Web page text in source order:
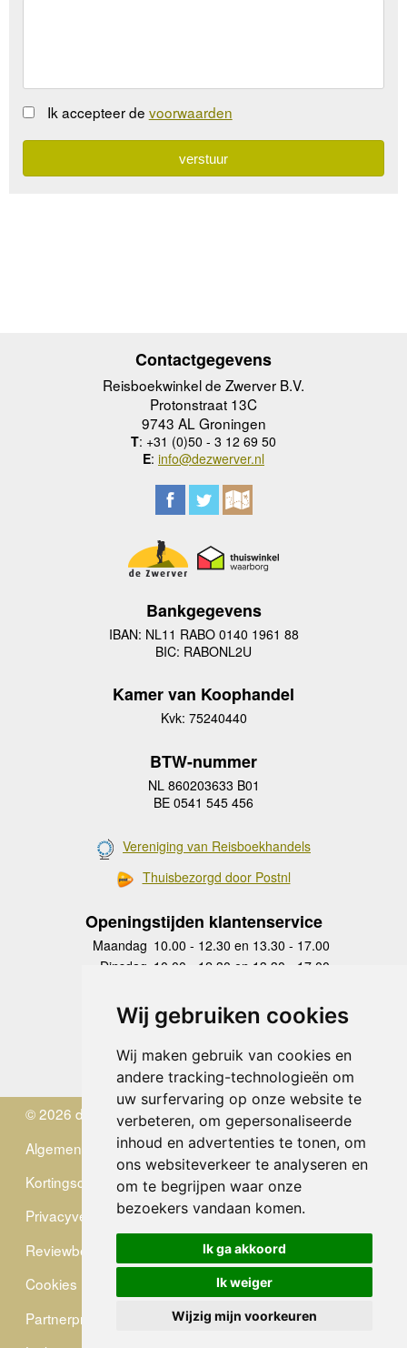
Wij gebruiken cookies
Wij maken gebruik van cookies en
andere tracking-technologieën om
uw surfervaring op onze website te
verbeteren, om gepersonaliseerde
inhoud en advertenties te tonen, om
ons websiteverkeer te analyseren en
om te begrijpen waar onze
bezoekers vandaan komen.
Ik ga akkoord
Ik weiger
Wijzig mijn voorkeuren
Ik accepteer de voorwaarden
Contactgegevens
Reisboekwinkel de Zwerver B.V.
Protonstraat 13C
9743 AL Groningen
T: +31 (0)50 - 3 12 69 50
E: info@dezwerver.nl
Bankgegevens
IBAN: NL11 RABO 0140 1961 88
BIC: RABONL2U
Kamer van Koophandel
Kvk: 75240440
BTW-nummer
NL 860203633 B01
BE 0541 545 456
Vereniging van Reisboekhandels
Thuisbezorgd door Postnl
Openingstijden klantenservice
Maandag 10.00 - 12.30 en 13.30 - 17.00
Dinsdag 10.00 - 12.30 en 13.30 - 17.00
Donderdag
10.00 - 12.30 en 13.30 - 17.00
Vrijdag 10.00 - 12.30 en 13.30 - 17.00
Zaterdag
gesloten
Zondag gesloten
© 2026 de Zwerver
Algemene Voorwaarden
Kortingscode
Privacyverklaring
Reviewbeleid
Cookies
Partnerprogramma